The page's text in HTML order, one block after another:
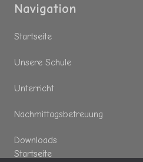
Navigation
Startseite
Unsere Schule
Unterricht
Nachmittagsbetreuung
Downloads
Startseite